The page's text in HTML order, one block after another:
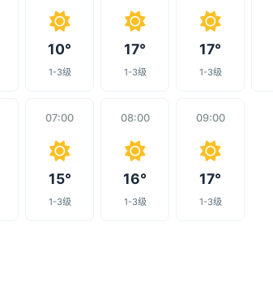
10°
1-3级
17°
1-3级
17°
1-3级
07:00
15°
1-3级
08:00
16°
1-3级
09:00
17°
1-3级